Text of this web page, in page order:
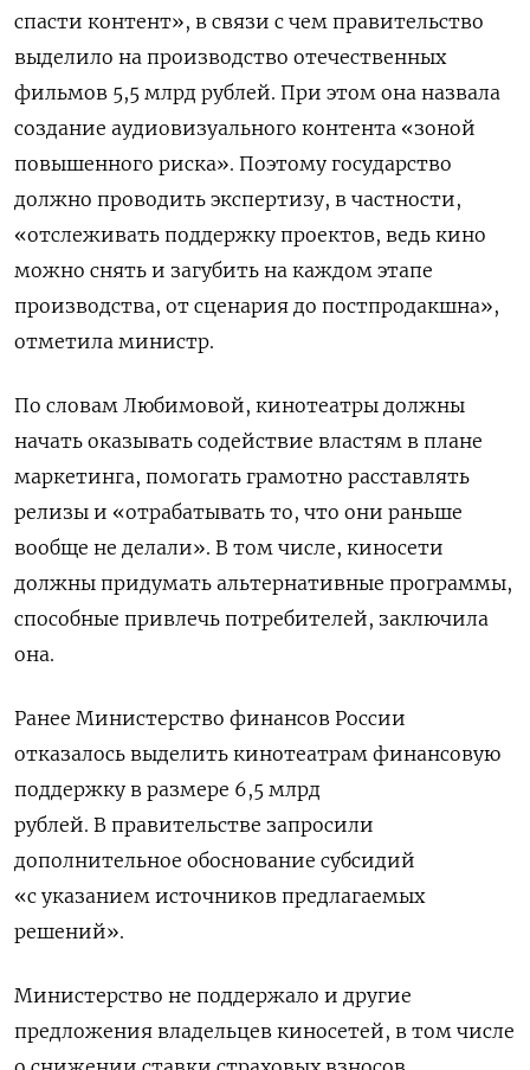
спасти контент», в связи с чем правительство
выделило на производство отечественных
фильмов 5,5 млрд рублей. При этом она назвала
создание аудиовизуального контента «зоной
повышенного риска». Поэтому государство
должно проводить экспертизу, в частности,
«отслеживать поддержку проектов, ведь кино
можно снять и загубить на каждом этапе
производства, от сценария до постпродакшна»,
отметила министр.
По словам Любимовой, кинотеатры должны
начать оказывать содействие властям в плане
маркетинга, помогать грамотно расставлять
релизы и «отрабатывать то, что они раньше
вообще не делали». В том числе, киносети
должны придумать альтернативные программы,
способные привлечь потребителей, заключила
она.
Ранее Министерство финансов России
отказалось выделить кинотеатрам финансовую
поддержку в размере 6,5 млрд
рублей. В правительстве запросили
дополнительное обоснование субсидий
«с указанием источников предлагаемых
решений».
Министерство не поддержало и другие
предложения владельцев киносетей, в том числе